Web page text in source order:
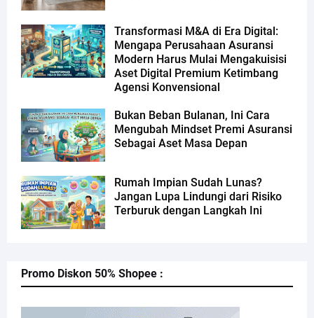
Transformasi M&A di Era Digital:
Mengapa Perusahaan Asuransi
Modern Harus Mulai Mengakuisisi
Aset Digital Premium Ketimbang
Agensi Konvensional
Bukan Beban Bulanan, Ini Cara
Mengubah Mindset Premi Asuransi
Sebagai Aset Masa Depan
Rumah Impian Sudah Lunas?
Jangan Lupa Lindungi dari Risiko
Terburuk dengan Langkah Ini
Promo Diskon 50% Shopee :